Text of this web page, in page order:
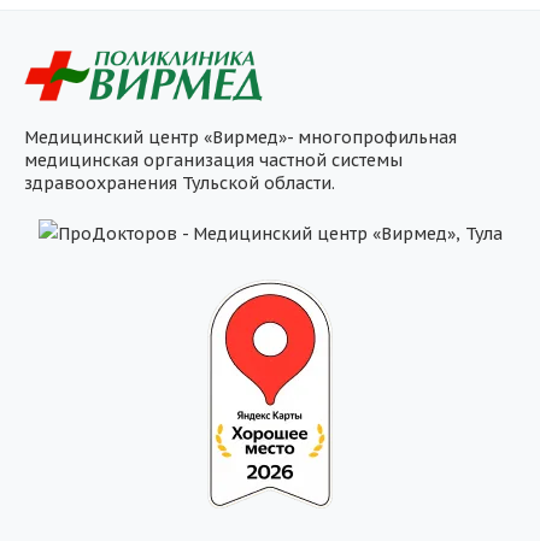
Медицинский центр «Вирмед»- многопрофильная
медицинская организация частной системы
здравоохранения Тульской области.